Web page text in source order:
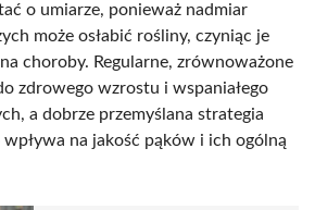
o umiarze, ponieważ nadmiar
może osłabić rośliny, czyniąc je
choroby. Regularne, zrównoważone
zdrowego wzrostu i wspaniałego
a dobrze przemyślana strategia
wpływa na jakość pąków i ich ogólną